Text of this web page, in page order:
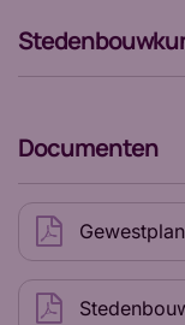
Documenten
Gewestplan